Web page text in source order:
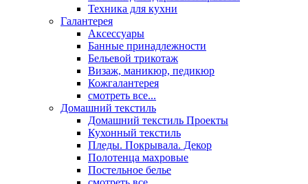
Техника для кухни
Галантерея
Аксессуары
Банные принадлежности
Бельевой трикотаж
Визаж, маникюр, педикюр
Кожгалантерея
смотреть все...
Домашний текстиль
Домашний текстиль Проекты
Кухонный текстиль
Пледы. Покрывала. Декор
Полотенца махровые
Постельное белье